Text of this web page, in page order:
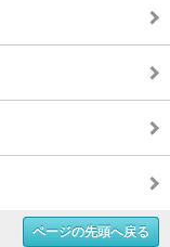
ページの先頭へ戻る